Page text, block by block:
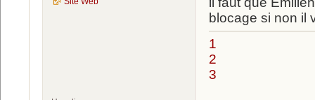
blocage si non il
1
2
3